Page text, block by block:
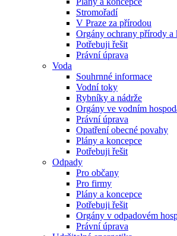
Stromořadí
V Praze za přírodou
Orgány ochrany přírody a
Potřebuji řešit
Právní úprava
Voda
Souhrnné informace
Vodní toky
Rybníky a nádrže
Orgány ve vodním
Právní úprava
Opatření obecné povahy
Plány a koncepce
Potřebuji řešit
Odpady
Pro občany
Pro firmy
Plány a koncepce
Potřebuji řešit
Orgány v odpadovém
Právní úprava